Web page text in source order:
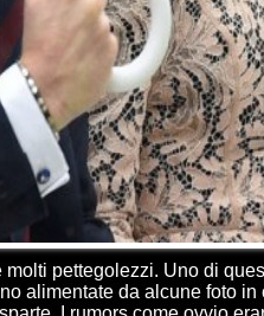
molti pettegolezzi. Uno di
alimentate da alcune foto